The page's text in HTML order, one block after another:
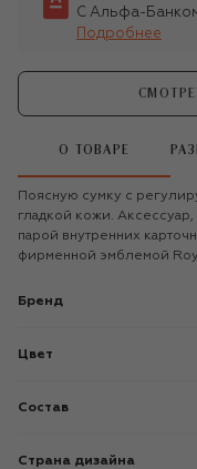
С Альфа-
Подробнее
О ТОВАРЕ
Поясную сумку с
гладкой кожи.
парой внутренних
фирменной эмблемой
Бренд
Цвет
Состав
Страна дизайна